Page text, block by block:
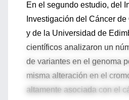
En el segundo estudio, del
Investigación del Cáncer
y de la Universidad de
científicos analizaron un
de variantes en el genoma
misma alteración en el
altamente asociada con el